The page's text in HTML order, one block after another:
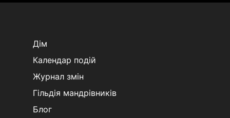
Дім
Календар подій
Журнал змін
Гільдія мандрівників
Блог